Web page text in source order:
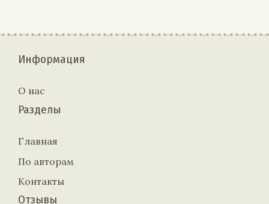
Информация
О нас
Разделы
Главная
По авторам
Контакты
Отзывы